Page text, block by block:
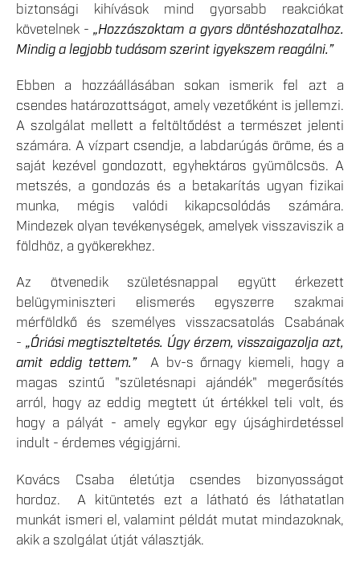
biztonsági kihívások mind gyorsabb reakciókat
követelnek -„Hozzászoktam a gyors döntéshozatalhoz.
Mindig a legjobb tudásom szerint igyekszem reagálni.”
Ebben a hozzáállásában sokan ismerik fel azt a
csendes határozottságot, amely vezetőként is jellemzi.
A szolgálat mellett a feltöltődést a természet jelenti
számára. A vízpart csendje, a labdarúgás öröme, és a
saját kezével gondozott, egyhektáros gyümölcsös. A
metszés, a gondozás és a betakarítás ugyan fizikai
munka, mégis valódi kikapcsolódás számára.
Mindezek olyan tevékenységek, amelyek visszaviszik a
földhöz, a gyökerekhez.
Az ötvenedik születésnappal együtt érkezett
belügyminiszteri elismerés egyszerre szakmai
mérföldkő és személyes visszacsatolás Csabának
- „Óriási megtiszteltetés. Úgy érzem, visszaigazolja azt,
amit eddig tettem.”A bv-s őrnagy kiemeli, hogy a
magas szintű "születésnapi ajándék" megerősítés
arról, hogy az eddig megtett út értékkel teli volt, és
hogy a pályát - amely egykor egy újsághirdetéssel
indult - érdemes végigjárni.
Kovács Csaba életútja csendes bizonyosságot
hordoz. A kitüntetés ezt a látható és láthatatlan
munkát ismeri el, valamint példát mutat mindazoknak,
akik a szolgálat útját választják.